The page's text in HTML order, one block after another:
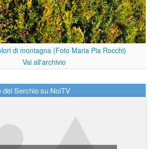
di montagna (Foto Maria Pia Rocchi)
Vai all'archivio
del Serchio su NoiTV